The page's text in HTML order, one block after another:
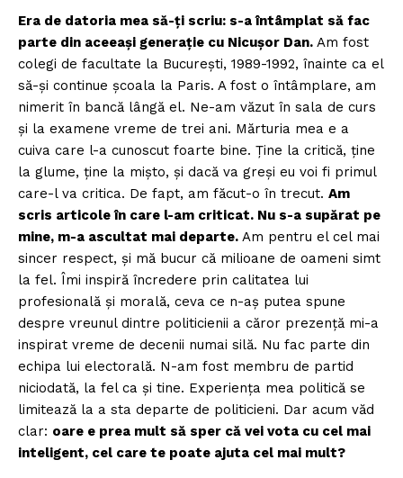
Era de datoria mea să-ți scriu: s-a întâmplat să fac
parte din aceeași generație cu Nicușor Dan. Am fost
colegi de facultate la București, 1989-1992, înainte ca el
să-și continue școala la Paris. A fost o întâmplare, am
nimerit în bancă lângă el. Ne-am văzut în sala de curs
și la examene vreme de trei ani. Mărturia mea e a
cuiva care l-a cunoscut foarte bine. Ține la critică, ține
la glume, ține la mișto, și dacă va greși eu voi fi primul
care-l va critica. De fapt, am făcut-o în trecut. Am
scris articole în care l-am criticat. Nu s-a supărat pe
mine, m-a ascultat mai departe. Am pentru el cel mai
sincer respect, și mă bucur că milioane de oameni simt
la fel. Îmi inspiră încredere prin calitatea lui
profesională și morală, ceva ce n-aș putea spune
despre vreunul dintre politicienii a căror prezență mi-a
inspirat vreme de decenii numai silă. Nu fac parte din
echipa lui electorală. N-am fost membru de partid
niciodată, la fel ca și tine. Experiența mea politică se
limitează la a sta departe de politicieni. Dar acum văd
clar: oare e prea mult să sper că vei vota cu cel mai
inteligent, cel care te poate ajuta cel mai mult?